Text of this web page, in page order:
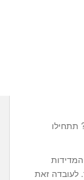
תתחילו
לעובדה זאת